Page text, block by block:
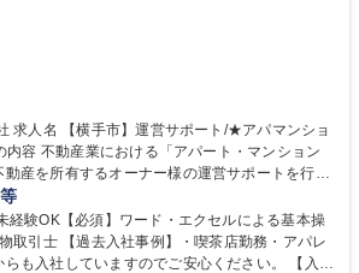
ショ
産を所有するオーナー様の運営サポートを行う
居者様の要望、お困り事、修繕の対応 ・賃貸募
集 ・各種契約管理 ・市場ニーズ等、不動産情
談対応 ※建物の改変を伴う業務は含まない 募
験OK【必須】ワード・エクセルによる基本操
取引士 【過去入社事例】・喫茶店勤務・アパレ
入社していますのでご安心ください。 【入社